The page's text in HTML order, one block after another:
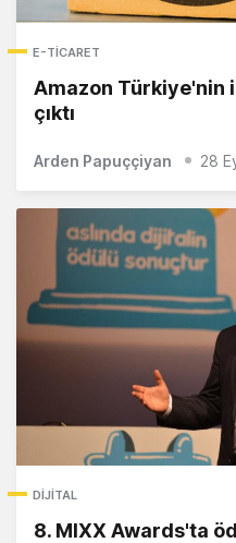
E-TICARET
Amazon
çıktı
Arden Papuççiyan 28
DIJITAL
8. MIXX Awards'ta